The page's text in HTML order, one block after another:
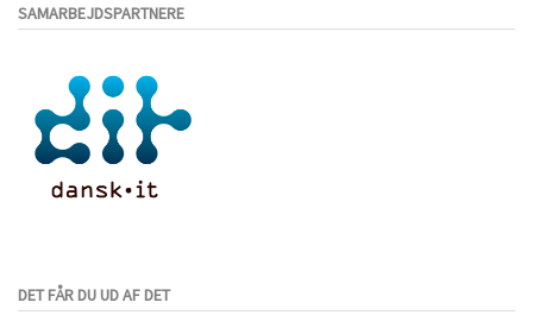
SAMARBEJDSPARTNERE
DET FÅR DU UD AF DET